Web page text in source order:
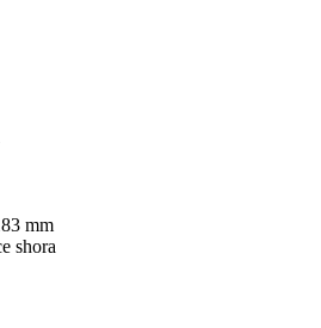
mm
shora